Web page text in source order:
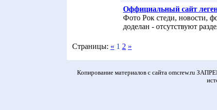
Оффициальный сайт
Фото Рок стеди, новости,
доделан - отсутствуют
Страницы: « 1 2 »
Копирование материалов с сайта omcrew.ru